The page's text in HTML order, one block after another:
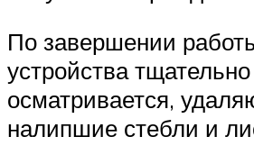
По завершении
устройства тщательно
осматривается,
налипшие стебли и